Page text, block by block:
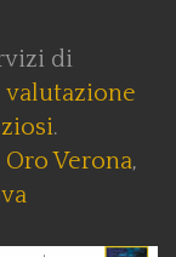
di
valutazione
.
Verona,